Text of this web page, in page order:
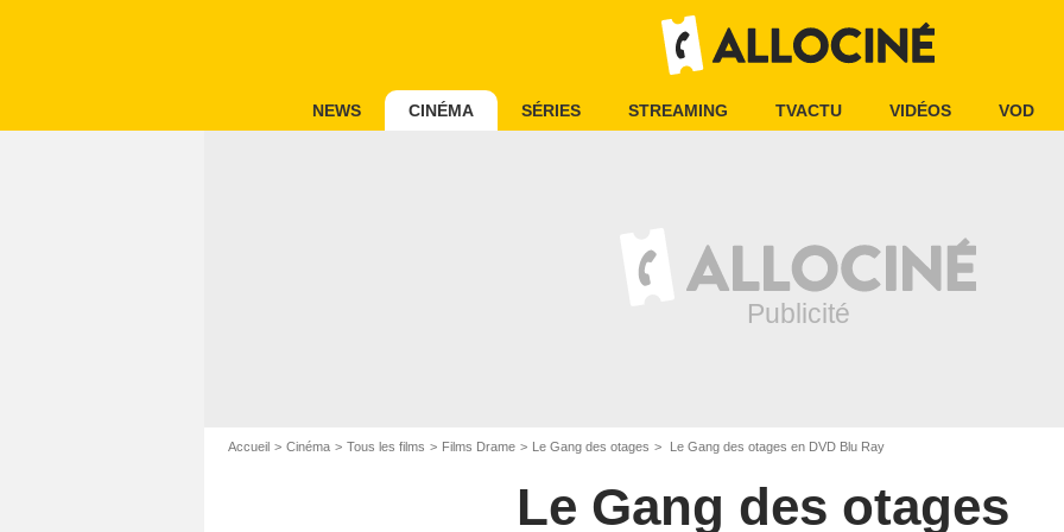
NEWS CINÉMA SÉRIES STREAMING TVACTU VIDÉOS VOD
Accueil Cinéma Tous les films Films Drame Le Gang des otages Le Gang des otages en DVD Blu Ray
Le Gang des otages